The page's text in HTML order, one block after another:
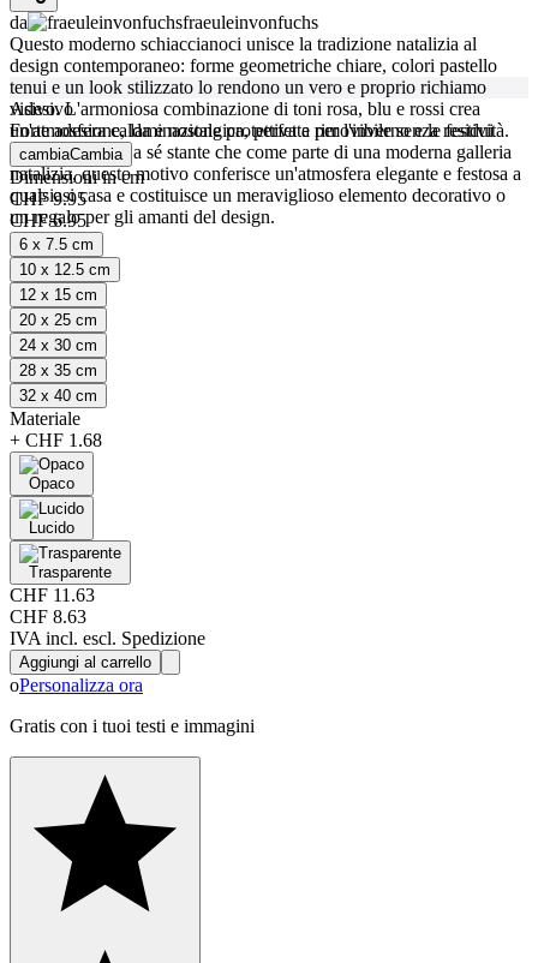
da
fraeuleinvonfuchs
Questo moderno schiaccianoci unisce la tradizione natalizia al
design contemporaneo: forme geometriche chiare, colori pastello
tenui e un look stilizzato lo rendono un vero e proprio richiamo
visivo. L'armoniosa combinazione di toni rosa, blu e rossi crea
un'atmosfera calda e nostalgica, perfetta per l'inverno e le festività.
Sia come pezzo a sé stante che come parte di una moderna galleria
natalizia, questo motivo conferisce un'atmosfera elegante e festosa a
qualsiasi casa e costituisce un meraviglioso elemento decorativo o
un regalo per gli amanti del design.
Adesivo
Forte adesione, laminazione protettiva e rimovibile senza residui
cambiaCambia
Dimensioni in cm
CHF 9.95
CHF 6.95
6 x 7.5 cm
10 x 12.5 cm
12 x 15 cm
20 x 25 cm
24 x 30 cm
28 x 35 cm
32 x 40 cm
Materiale
+ CHF 1.68
Opaco
Lucido
Trasparente
CHF 11.63
CHF 8.63
IVA incl. escl. Spedizione
Aggiungi al carrello
oPersonalizza ora
Gratis con i tuoi testi e immagini